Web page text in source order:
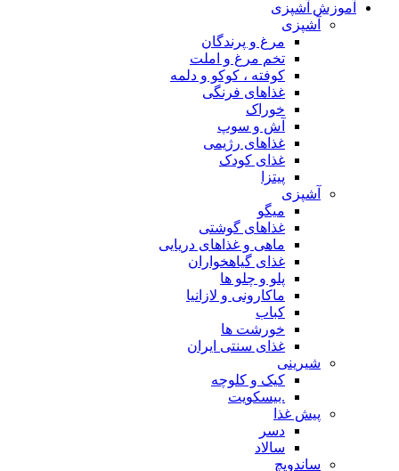
آموزش آشپزی
آشپزی
مرغ و پرندگان
تخم مرغ و املت
کوفته ، کوکو و دلمه
غذاهای فرنگی
خوراک
آش و سوپ
غذاهای رژیمی
غذای کودک
پیتزا
آشپزی
میگو
غذاهای گوشتی
ماهی و غذاهای دریایی
غذای گیاهخواران
پلو و چلو ها
ماکارونی و لازانیا
کباب
خورشت ها
غذای سنتی ایران
شیرینی
کیک و کلوچه
.بیسکویت
پیش غذا
دسر
سالاد
ساندویچ